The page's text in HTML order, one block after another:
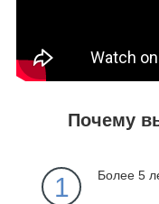
Почему
1 Более 5